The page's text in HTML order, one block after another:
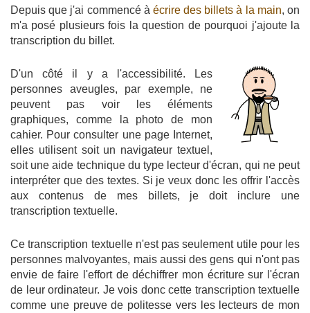
Depuis que j'ai commencé à écrire des billets à la main, on
m'a posé plusieurs fois la question de pourquoi j'ajoute la
transcription du billet.
D'un côté il y a l'accessibilité. Les
personnes aveugles, par exemple, ne
peuvent pas voir les éléments
graphiques, comme la photo de mon
cahier. Pour consulter une page Internet,
elles utilisent soit un navigateur textuel,
soit une aide technique du type lecteur d'écran, qui ne peut
interpréter que des textes. Si je veux donc les offrir l'accès
aux contenus de mes billets, je doit inclure une
transcription textuelle.
Ce transcription textuelle n'est pas seulement utile pour les
personnes malvoyantes, mais aussi des gens qui n'ont pas
envie de faire l'effort de déchiffrer mon écriture sur l'écran
de leur ordinateur. Je vois donc cette transcription textuelle
comme une preuve de politesse vers les lecteurs de mon